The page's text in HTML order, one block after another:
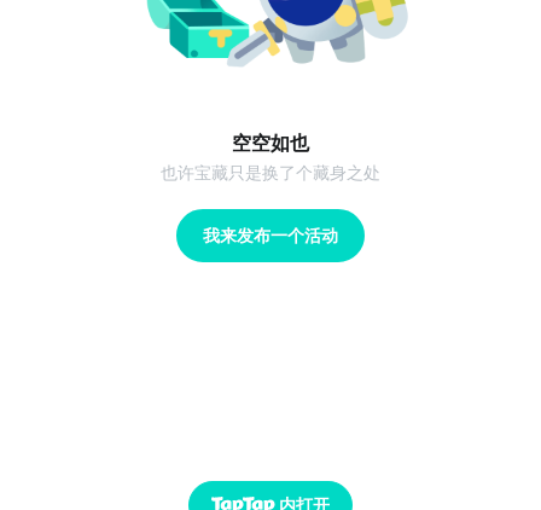
空空如也
也许宝藏只是换了个藏身之处
我来发布一个活动
内打开